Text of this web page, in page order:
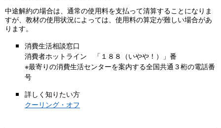
中途解約の場合は、通常の使用料を支払って清算することになりま
すが、教材の使用状況によっては、使用料の算定が難しい場合があ
ります。
消費生活相談窓口
消費者ホットライン 「１８８（いやや！）」番
※最寄りの消費生活センターを案内する全国共通３桁の電話番
号
詳しく知りたい方
クーリング・オフ